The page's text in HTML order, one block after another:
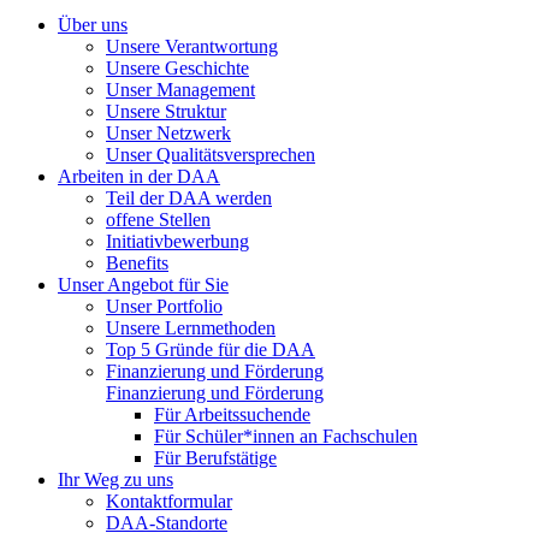
Über uns
Unsere Verantwortung
Unsere Geschichte
Unser Management
Unsere Struktur
Unser Netzwerk
Unser Qualitätsversprechen
Arbeiten in der DAA
Teil der DAA werden
offene Stellen
Initiativbewerbung
Benefits
Unser Angebot für Sie
Unser Portfolio
Unsere Lernmethoden
Top 5 Gründe für die DAA
Finanzierung und Förderung
Finanzierung und Förderung
Für Arbeitssuchende
Für Schüler*innen an Fachschulen
Für Berufstätige
Ihr Weg zu uns
Kontaktformular
DAA-Standorte